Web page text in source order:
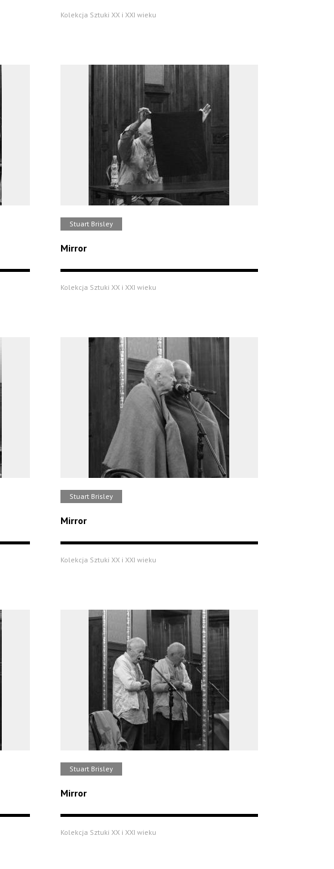
Kolekcja Sztuki XX i XXI wieku
Stuart Brisley
Mirror
Kolekcja Sztuki XX i XXI wieku
Stuart Brisley
Mirror
Kolekcja Sztuki XX i XXI wieku
Stuart Brisley
Mirror
Kolekcja Sztuki XX i XXI wieku